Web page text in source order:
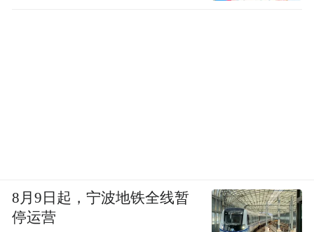
8月9日起，宁波地铁全线暂
停运营